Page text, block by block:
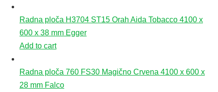
Radna ploča H3704 ST15 Orah Aida Tobacco 4100 x
600 x 38 mm Egger
Add to cart
Radna ploča 760 FS30 Magično Crvena 4100 x 600 x
28 mm Falco